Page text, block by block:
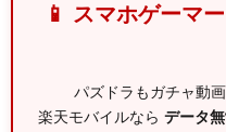
📱 スマホゲーマ
パズドラもガチャ動
楽天モバイルなら データ